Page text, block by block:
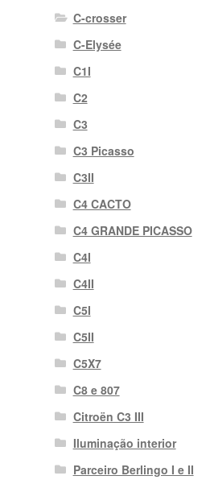
C-crosser
C-Elysée
C1I
C2
C3
C3 Picasso
C3II
C4 CACTO
C4 GRANDE PICASSO
C4I
C4II
C5I
C5II
C5X7
C8 e 807
Citroën C3 III
Iluminação interior
Parceiro Berlingo I e II